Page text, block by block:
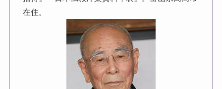
在住。